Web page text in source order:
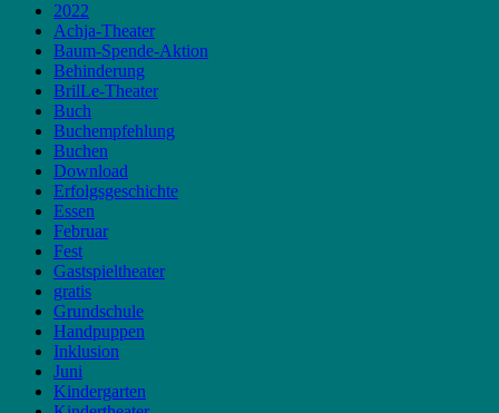
2022
Achja-Theater
Baum-Spende-Aktion
Behinderung
BrilLe-Theater
Buch
Buchempfehlung
Buchen
Download
Erfolgsgeschichte
Essen
Februar
Fest
Gastspieltheater
gratis
Grundschule
Handpuppen
Inklusion
Juni
Kindergarten